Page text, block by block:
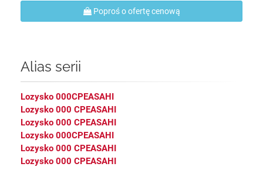
Poproś o ofertę cenową
Alias serii
Lozysko 000CPEASAHI
Lozysko 000 CPEASAHI
Lozysko 000 CPEASAHI
Lozysko 000CPEASAHI
Lozysko 000 CPEASAHI
Lozysko 000 CPEASAHI